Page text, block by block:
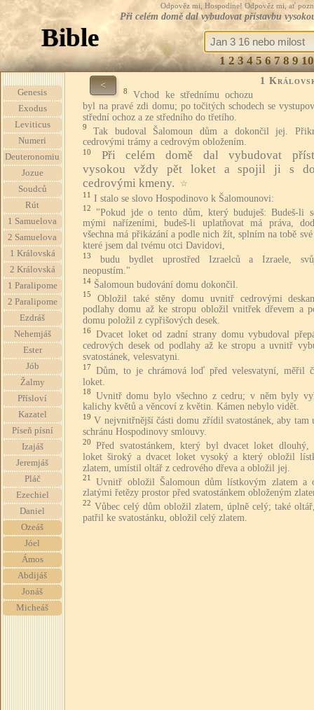
Odpověz mi, Hospodine! Odpověz mi, ať
Při celém domě dal vybudovat přístavbu
Bible
1 2 3 4 5 6 7 8 9 10
Genesis
Exodus
Leviticus
Numeri
Deuteronomiu
Jozue
Soudců
Rút
1 Samuelova
2 Samuelova
1 Královská
2 Královská
1 Paralipome
2 Paralipome
Ezdráš
Nehemjáš
Ester
Jób
Žalmy
Přísloví
Kazatel
Píseň písní
Izajáš
Jeremjáš
Pláč
Ezechiel
Daniel
Ozeáš
Jóel
Ámos
Abdijáš
Jonáš
Micheáš
< 1
8
Vchod ke střednímu ochozu
byl na pravé zdi domu; po točitých schodech se
střední ochoz a ze středního do třetího.
9
Tak budoval Šalomoun dům a dokončil jej.
cedrovými trámy a cedrovým obložením.
10
Při celém domě dal vybudovat
vysokou vždy pět loket a spojil ji s
cedrovými kmeny.
☆
11 I stalo se slovo Hospodinovo k Šalomounovi:
12
"Pokud jde o tento dům, který buduješ: Budeš-li
mými nařízeními, budeš-li uplatňovat má práva,
všechna má přikázání a podle nich žít, splním na tobě
které jsem dal tvému otci Davidovi,
13
budu bydlet uprostřed Izraelců a Izraele,
neopustím."
14 Šalomoun budování domu dokončil.
15
Obložil také stěny domu uvnitř cedrovými
podlahy domu až ke stropu obložil vnitřek dřevem a
domu položil z cypřišových desek.
16
Dvacet loket od zadní strany domu vybudoval
cedrových desek od podlahy až ke stropu a uvnitř
svatostánek, velesvatyni.
17
Dům, to je chrámová loď před velesvatyní, měřil
loket.
18
Uvnitř domu bylo všechno z cedru; v něm byly
kalichy květů a věncoví z květin. Kámen nebylo vidět.
19 V nejvnitřnější části domu zřídil svatostánek, aby tam
schránu Hospodinovy smlouvy.
20
Před svatostánkem, který byl dvacet loket dlouhý,
loket široký a dvacet loket vysoký a který obložil
zlatem, umístil oltář z cedrového dřeva a obložil jej.
21
Uvnitř obložil Šalomoun dům lístkovým zlatem a
zlatými řetězy prostor před svatostánkem obloženým
22 Vůbec celý dům obložil zlatem, úplně celý; také
patřil ke svatostánku, obložil celý zlatem.